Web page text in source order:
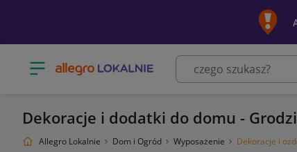
Otwórz menu z kategoriami
Dekoracje i dodatki do domu -
Allegro Lokalnie Dom i Ogród Wyposażenie Dekoracje i